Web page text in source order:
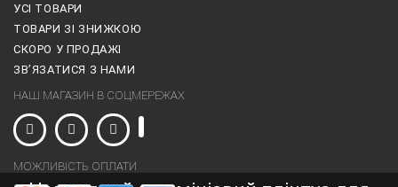
УСІ ТОВАРИ
ТОВАРИ ЗІ ЗНИЖКОЮ
СКОРО У ПРОДАЖІ
ЗВ’ЯЗАТИСЯ З НАМИ
НАШ МАГАЗИН В СОЦМЕРЕЖАХ
МОЖЛИВІСТЬ ОПЛАТИ